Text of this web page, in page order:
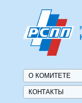
О КОМИТЕТЕ
КОНТАКТЫ